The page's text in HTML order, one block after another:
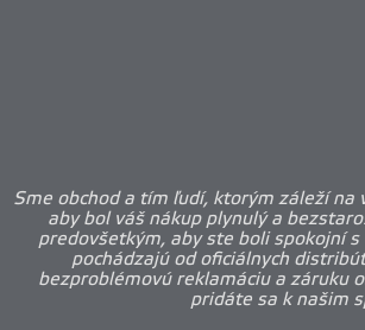
Sme obchod a tím ľudí, ktorým záleží
aby bol váš nákup plynulý a
predovšetkým, aby ste boli spokojní
pochádzajú od oficiálnych
bezproblémovú reklamáciu a záruku
pridáte sa k našim